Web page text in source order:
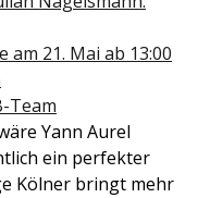
am 21. Mai ab 13:00
Team
Yann Aurel
ein perfekter
Kölner bringt mehr